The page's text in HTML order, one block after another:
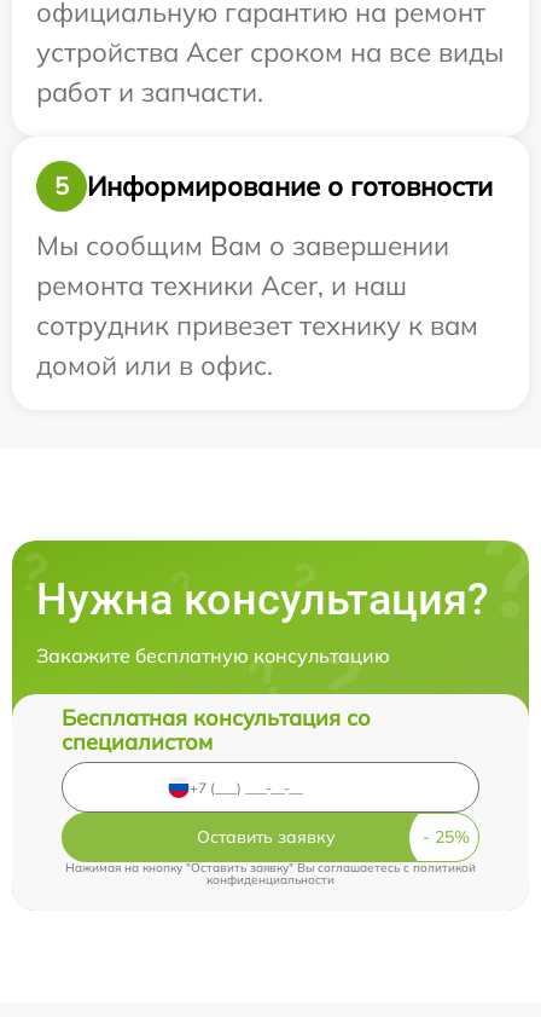
официальную гарантию на ремонт
устройства Acer сроком на все виды
работ и запчасти.
5
Информирование о готовности
Мы сообщим Вам о завершении
ремонта техники Acer, и наш
сотрудник привезет технику к вам
домой или в офис.
Нужна консультация?
Закажите бесплатную консультацию
Бесплатная консультация со
специалистом
Оставить заявку
Нажимая на кнопку "Оставить заявку" Вы соглашаетесь cполитикой
конфиденциальности